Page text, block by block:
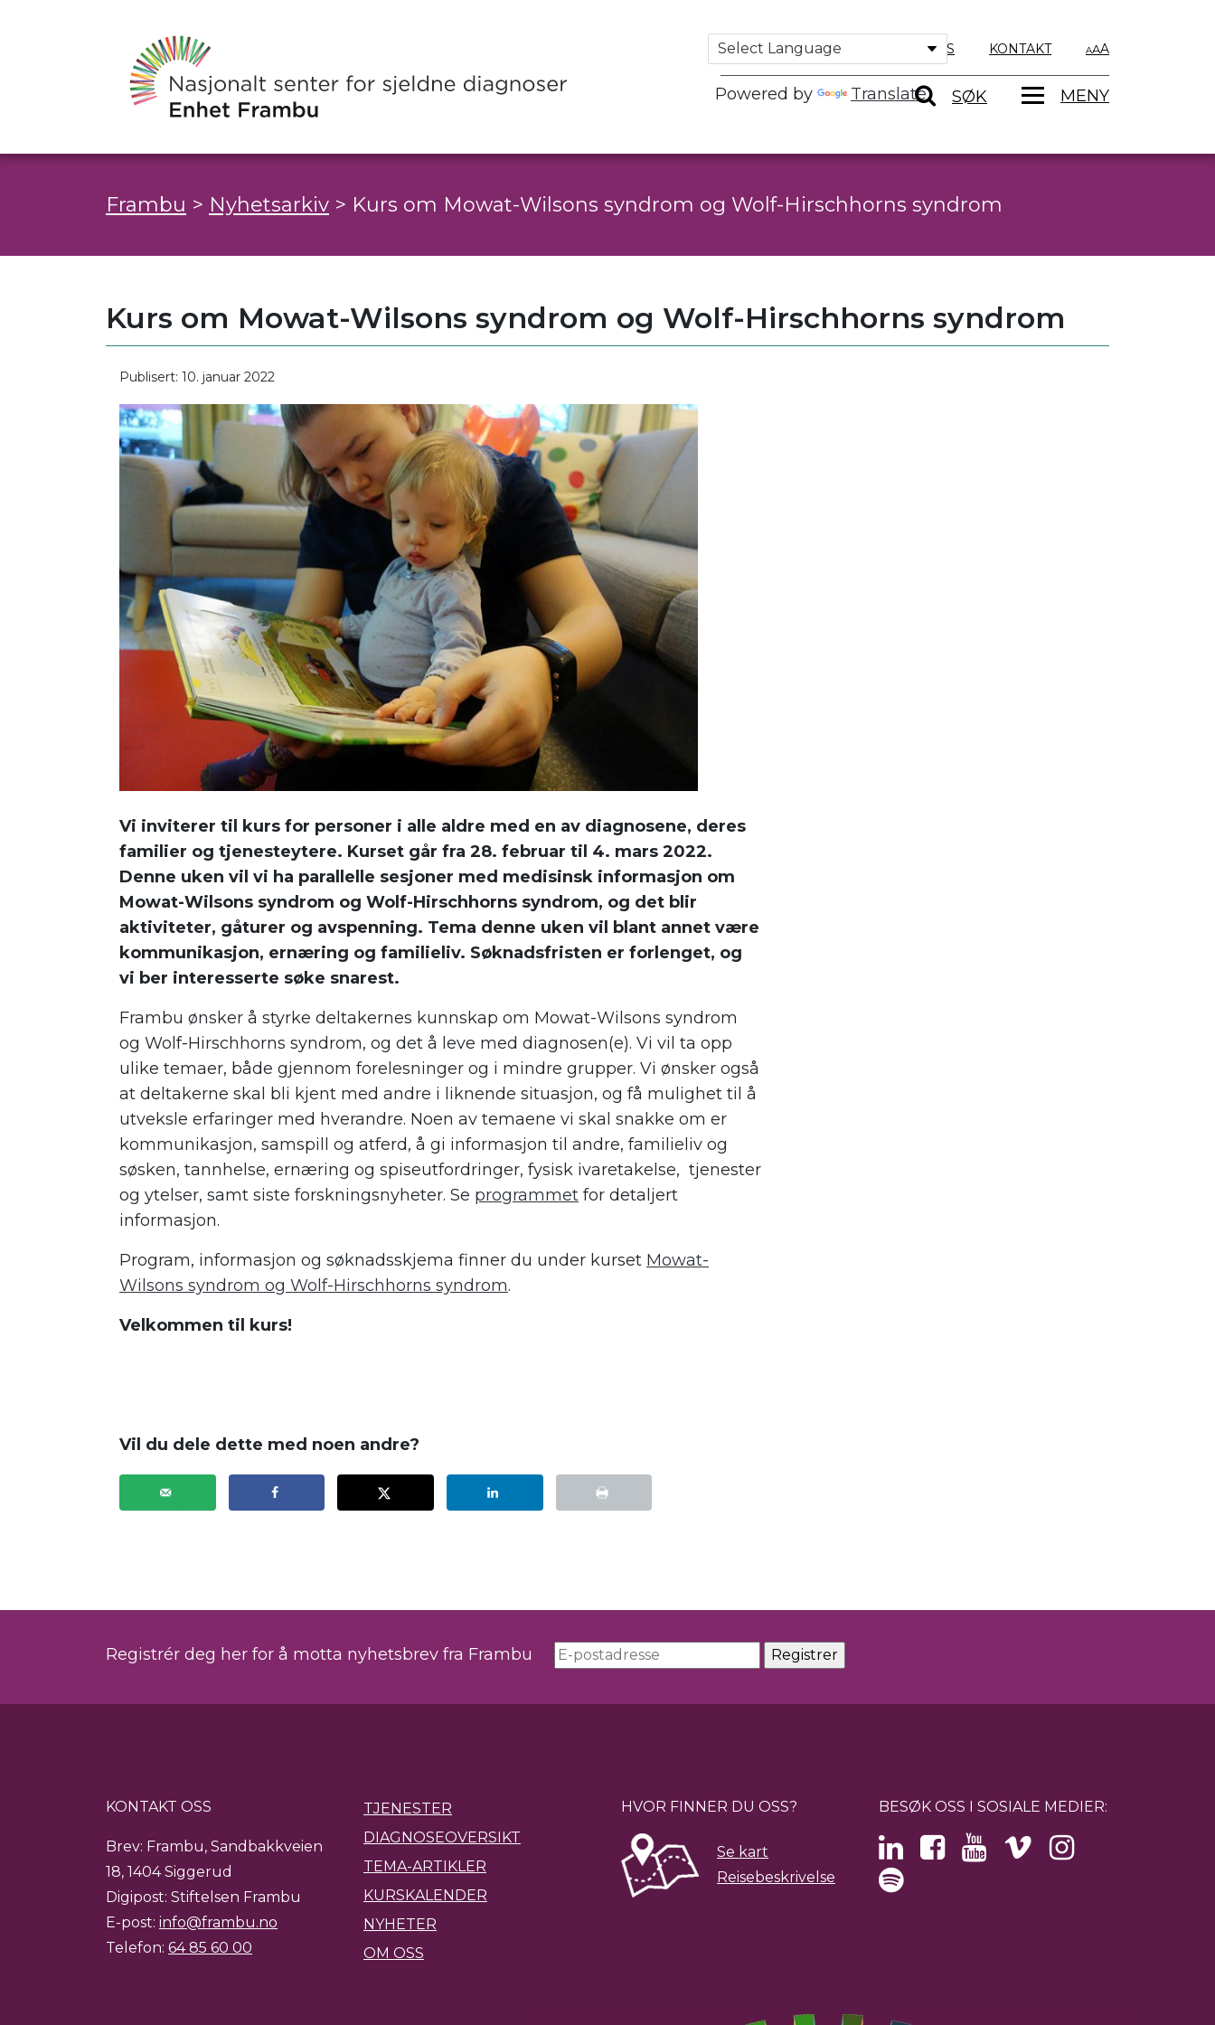
Powered by Translate
OM OSS KONTAKT A
SØK MENY
Frambu > Nyhetsarkiv > Kurs om Mowat-Wilsons syndrom og Wolf-Hirschhorns syndrom
Kurs om Mowat-Wilsons syndrom og Wolf-Hirschhorns syndrom
Publisert: 10. januar 2022
Vi inviterer til kurs for personer i alle aldre med en av diagnosene, deres
familier og tjenesteytere. Kurset går fra 28. februar til 4. mars 2022.
Denne uken vil vi ha parallelle sesjoner med medisinsk informasjon om
Mowat-Wilsons syndrom og Wolf-Hirschhorns syndrom, og det blir
aktiviteter, gåturer og avspenning. Tema denne uken vil blant annet være
kommunikasjon, ernæring og familieliv. Søknadsfristen er forlenget, og
vi ber interesserte søke snarest.
Frambu ønsker å styrke deltakernes kunnskap om Mowat-Wilsons syndrom
og Wolf-Hirschhorns syndrom, og det å leve med diagnosen(e). Vi vil ta opp
ulike temaer, både gjennom forelesninger og i mindre grupper. Vi ønsker også
at deltakerne skal bli kjent med andre i liknende situasjon, og få mulighet til å
utveksle erfaringer med hverandre. Noen av temaene vi skal snakke om er
kommunikasjon, samspill og atferd, å gi informasjon til andre, familieliv og
søsken, tannhelse, ernæring og spiseutfordringer, fysisk ivaretakelse, tjenester
og ytelser, samt siste forskningsnyheter. Se programmet for detaljert
informasjon.
Program, informasjon og søknadsskjema finner du under kurset Mowat-
Wilsons syndrom og Wolf-Hirschhorns syndrom.
Velkommen til kurs!
Vil du dele dette med noen andre?
Registrér deg her for å motta nyhetsbrev fra Frambu
KONTAKT OSS
Brev: Frambu, Sandbakkveien
18, 1404 Siggerud
Digipost: Stiftelsen Frambu
E-post: info@frambu.no
Telefon: 64 85 60 00
TJENESTER
DIAGNOSEOVERSIKT
TEMA-ARTIKLER
KURSKALENDER
NYHETER
OM OSS
HVOR FINNER DU OSS?
Se kart
Reisebeskrivelse
BESØK OSS I SOSIALE MEDIER: